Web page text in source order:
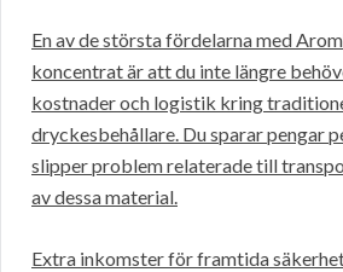
En av de största fördelarna med
koncentrat är att du inte längre
kostnader och logistik kring
dryckesbehållare. Du sparar pengar
slipper problem relaterade till
av dessa material.
Extra inkomster för framtida